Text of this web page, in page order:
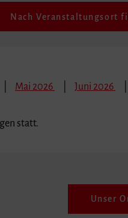
Nach Veranstaltungsort
Mai 2026 Juni 2026
statt.
Unser